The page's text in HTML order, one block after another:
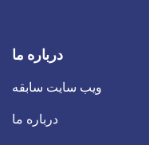
درباره ما
ویب سایت سابقه
درباره ما